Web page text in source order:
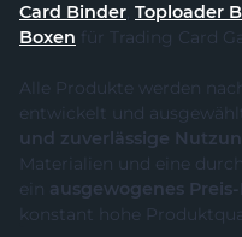
Card Binder, Toploader
Boxen für Trading Card
Alle Produkte werden
entwickelt und
und zuverlässige
Materialien und eine
ein ausgewogenes
konstant hohe